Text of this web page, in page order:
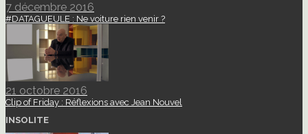
7 décembre 2016
#DATAGUEULE : Ne voiture rien venir ?
21 octobre 2016
Clip of Friday : Réflexions avec Jean Nouvel
INSOLITE